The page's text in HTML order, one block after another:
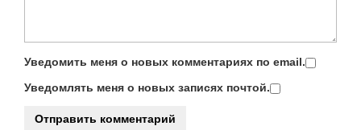
Уведомить меня о новых комментариях по email.
Уведомлять меня о новых записях почтой.